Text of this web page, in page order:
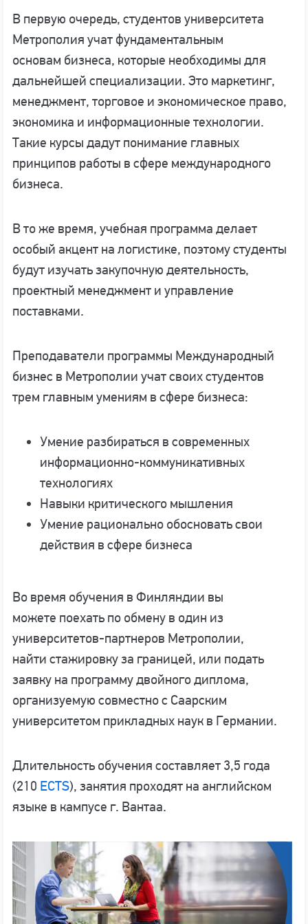
В первую очередь, студентов университета
Метрополия учат фундаментальным
основам бизнеса, которые необходимы для
дальнейшей специализации. Это маркетинг,
менеджмент, торговое и экономическое право,
экономика и информационные технологии.
Такие курсы дадут понимание главных
принципов работы в сфере международного
бизнеса.
В то же время, учебная программа делает
особый акцент на логистике, поэтому студенты
будут изучать закупочную деятельность,
проектный менеджмент и управление
поставками.
Преподаватели программы Международный
бизнес в Метрополии учат своих студентов
трем главным умениям в сфере бизнеса:
Умение разбираться в современных
информационно-коммуникативных
технологиях
Навыки критического мышления
Умение рационально обосновать свои
действия в сфере бизнеса
Во время обучения в Финляндии вы
можете поехать по обмену в один из
университетов-партнеров Метрополии,
найти стажировку за границей, или подать
заявку на программу двойного диплома,
организуемую совместно с Саарским
университетом прикладных наук в Германии.
Длительность обучения составляет 3,5 года
(210 ECTS), занятия проходят на английском
языке в кампусе г. Вантаа.